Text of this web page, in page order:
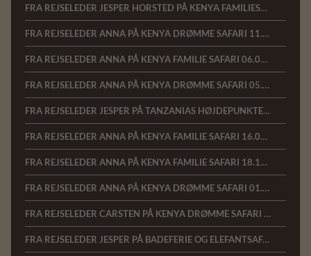
FRA REJSELEDER JESPER HORSTED PÅ KENYA FAMILIESAFARI, 13.10.2022
FRA REJSELEDER ANNA PÅ KENYA DRØMME SAFARI 11.07.22
FRA REJSELEDER ANNA PÅ KENYA FAMILIE SAFARI 06.07.22
FRA REJSELEDER ANNA PÅ KENYA DRØMME SAFARI 05.03.2022
FRA REJSELEDER JESPER PÅ TANZANIAS HØJDEPUNKTER 17.01.22
FRA REJSELEDER ANNA PÅ KENYA FAMILIE SAFARI 16.01.22
FRA REJSELEDER ANNA PÅ KENYA FAMILIE SAFARI 18.10.2021
FRA REJSELEDER ANNA PÅ KENYA DRØMME SAFARI 01.03.2020
FRA REJSELEDER CARSTEN PÅ KENYA DRØMME SAFARI 16.02.2020
FRA REJSELEDER JESPER PÅ BADEFERIE OG ELEFANTSAFARI VED KENYAKYSTEN 11.02.2020